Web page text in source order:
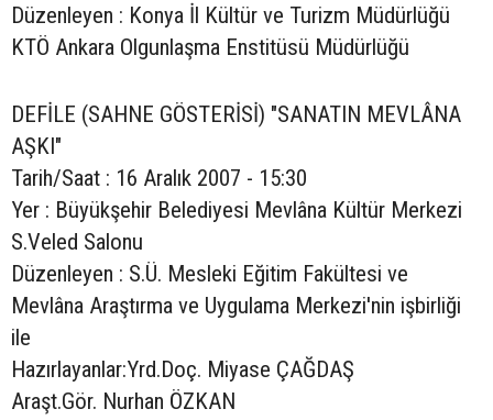
Düzenleyen : Konya İl Kültür ve Turizm Müdürlüğü
KTÖ Ankara Olgunlaşma Enstitüsü Müdürlüğü
DEFİLE (SAHNE GÖSTERİSİ) "SANATIN MEVLÂNA
AŞKI"
Tarih/Saat : 16 Aralık 2007 - 15:30
Yer : Büyükşehir Belediyesi Mevlâna Kültür Merkezi
S.Veled Salonu
Düzenleyen : S.Ü. Mesleki Eğitim Fakültesi ve
Mevlâna Araştırma ve Uygulama Merkezi'nin işbirliği
ile
Hazırlayanlar:Yrd.Doç. Miyase ÇAĞDAŞ
Araşt.Gör. Nurhan ÖZKAN